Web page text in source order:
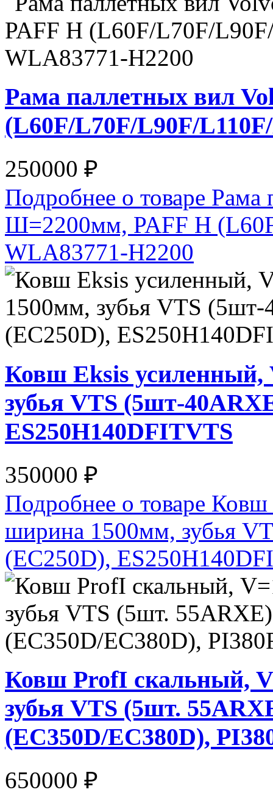
Рама паллетных вил
(L60F/L70F/L90F/
250000 ₽
Подробнее о товаре
Ш=2200мм, PAFF H
WLA83771-H2200
Ковш Eksis
зубья VTS (5шт-
ES250H140DFITVTS
350000 ₽
Подробнее о товаре
ширина 1500мм, зубья
(EC250D),
Ковш ProfI скальный,
зубья VTS (5шт.
(EC350D/EC380D),
650000 ₽